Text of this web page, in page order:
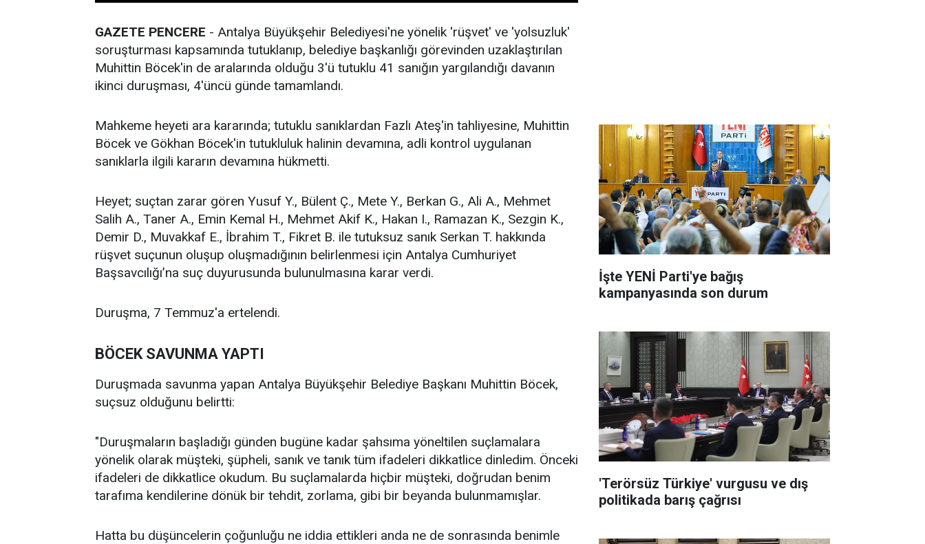
GAZETE PENCERE - Antalya Büyükşehir Belediyesi'ne yönelik 'rüşvet' ve 'yolsuzluk'
soruşturması kapsamında tutuklanıp, belediye başkanlığı görevinden uzaklaştırılan
Muhittin Böcek'in de aralarında olduğu 3'ü tutuklu 41 sanığın yargılandığı davanın
ikinci duruşması, 4'üncü günde tamamlandı.
Mahkeme heyeti ara kararında; tutuklu sanıklardan Fazlı Ateş'in tahliyesine, Muhittin
Böcek ve Gökhan Böcek'in tutukluluk halinin devamına, adli kontrol uygulanan
sanıklarla ilgili kararın devamına hükmetti.
Heyet; suçtan zarar gören Yusuf Y., Bülent Ç., Mete Y., Berkan G., Ali A., Mehmet
Salih A., Taner A., Emin Kemal H., Mehmet Akif K., Hakan I., Ramazan K., Sezgin K.,
Demir D., Muvakkaf E., İbrahim T., Fikret B. ile tutuksuz sanık Serkan T. hakkında
rüşvet suçunun oluşup oluşmadığının belirlenmesi için Antalya Cumhuriyet
Başsavcılığı’na suç duyurusunda bulunulmasına karar verdi.
Duruşma, 7 Temmuz'a ertelendi.
BÖCEK SAVUNMA YAPTI
Duruşmada savunma yapan Antalya Büyükşehir Belediye Başkanı Muhittin Böcek,
suçsuz olduğunu belirtti:
"Duruşmaların başladığı günden bugüne kadar şahsıma yöneltilen suçlamalara
yönelik olarak müşteki, şüpheli, sanık ve tanık tüm ifadeleri dikkatlice dinledim. Önceki
ifadeleri de dikkatlice okudum. Bu suçlamalarda hiçbir müşteki, doğrudan benim
tarafıma kendilerine dönük bir tehdit, zorlama, gibi bir beyanda bulunmamışlar.
Hatta bu düşüncelerin çoğunluğu ne iddia ettikleri anda ne de sonrasında benimle
İşte YENİ Parti'ye bağış
kampanyasında son durum
'Terörsüz Türkiye' vurgusu ve dış
politikada barış çağrısı